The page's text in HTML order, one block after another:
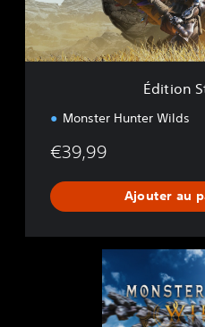
t
a
n
d
Édition
Monster Hunter Wilds
€39,99
Ajouter au